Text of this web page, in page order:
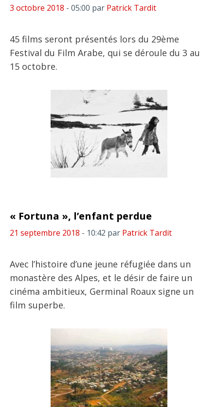
3 octobre 2018 - 05:00 par Patrick Tardit
45 films seront présentés lors du 29ème
Festival du Film Arabe, qui se déroule du 3 au
15 octobre.
« Fortuna », l’enfant perdue
21 septembre 2018 - 10:42 par Patrick Tardit
Avec l’histoire d’une jeune réfugiée dans un
monastère des Alpes, et le désir de faire un
cinéma ambitieux, Germinal Roaux signe un
film superbe.